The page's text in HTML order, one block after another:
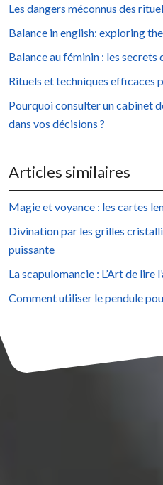
Les dangers méconnus des
Balance in english: exploring
Balance au féminin : les secrets
Rituels et techniques efficaces
Pourquoi consulter un cabinet
dans vos décisions ?
Articles similaires
Magie et voyance : les cartes
Divination par les grilles
puissante
La scapulomancie : L’Art de lire
Comment utiliser le pendule